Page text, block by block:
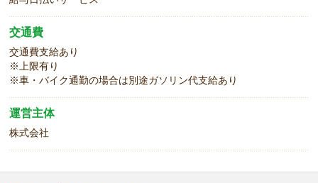
交通費
交通費支給あり
※上限有り
※車・バイク通勤の場合は別途ガソリン代支給あり
運営主体
株式会社